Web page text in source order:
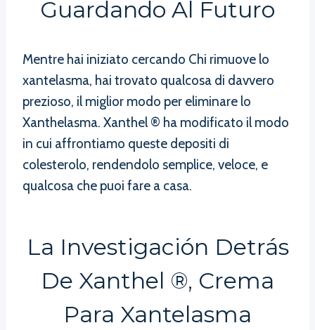
Guardando Al Futuro
Mentre hai iniziato cercando Chi rimuove lo
xantelasma, hai trovato qualcosa di davvero
prezioso, il miglior modo per eliminare lo
Xanthelasma. Xanthel ® ha modificato il modo
in cui affrontiamo queste depositi di
colesterolo, rendendolo semplice, veloce, e
qualcosa che puoi fare a casa.
La Investigación Detrás
De Xanthel ®, Crema
Para Xantelasma